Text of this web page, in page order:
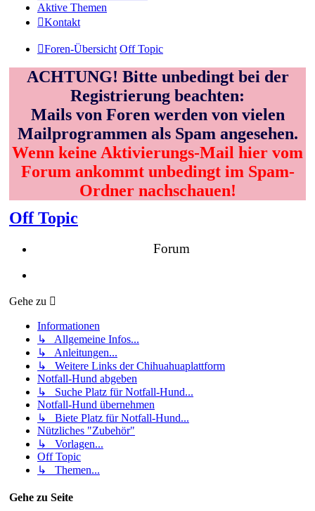
Aktive Themen
Kontakt
Foren-Übersicht Off Topic
ACHTUNG! Bitte unbedingt bei der
Registrierung beachten:
Mails von Foren werden von vielen
Mailprogrammen als Spam angesehen.
Wenn keine Aktivierungs-Mail hier vom
Forum ankommt unbedingt im Spam-
Ordner nachschauen!
Off Topic
Forum
Gehe zu
Informationen
↳ Allgemeine Infos...
↳ Anleitungen...
↳ Weitere Links der Chihuahuaplattform
Notfall-Hund abgeben
↳ Suche Platz für Notfall-Hund...
Notfall-Hund übernehmen
↳ Biete Platz für Notfall-Hund...
Nützliches "Zubehör"
↳ Vorlagen...
Off Topic
↳ Themen...
Gehe zu Seite